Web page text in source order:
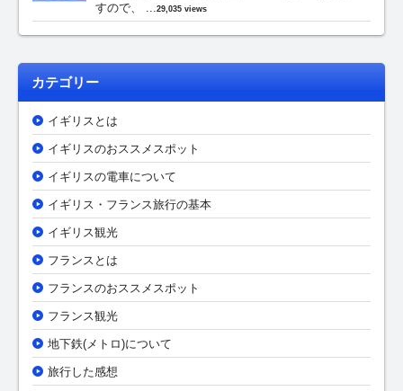
すので、 ...29,035 views
カテゴリー
イギリスとは
イギリスのおススメスポット
イギリスの電車について
イギリス・フランス旅行の基本
イギリス観光
フランスとは
フランスのおススメスポット
フランス観光
地下鉄(メトロ)について
旅行した感想